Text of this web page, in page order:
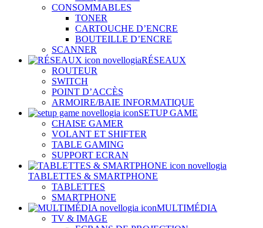
CONSOMMABLES
TONER
CARTOUCHE D’ENCRE
BOUTEILLE D’ENCRE
SCANNER
RÉSEAUX
ROUTEUR
SWITCH
POINT D’ACCÈS
ARMOIRE/BAIE INFORMATIQUE
SETUP GAME
CHAISE GAMER
VOLANT ET SHIFTER
TABLE GAMING
SUPPORT ECRAN
TABLETTES & SMARTPHONE
TABLETTES
SMARTPHONE
MULTIMÉDIA
TV & IMAGE